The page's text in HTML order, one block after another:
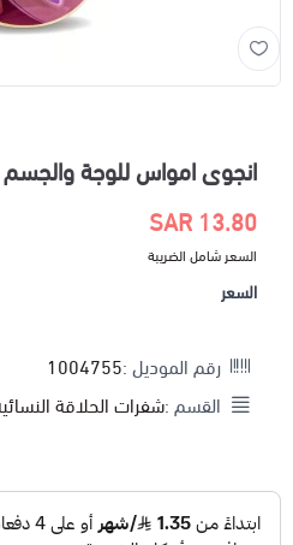
انجوى امواس للوجة والجسم 3 حبات
13.80 SAR
السعر شامل الضريبة
السعر
رقم الموديل : 1004755
القسم : شفرات الحلاقة النسائية